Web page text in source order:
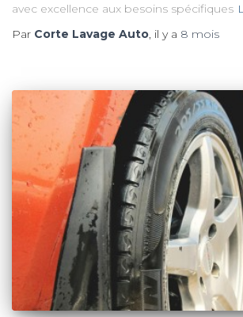
avec excellence aux besoins spécifiques
Par Corte Lavage Auto, il y a 8 mois